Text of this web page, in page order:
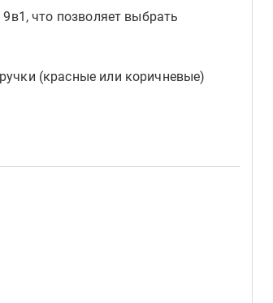
что позволяет выбрать
(красные или коричневые)